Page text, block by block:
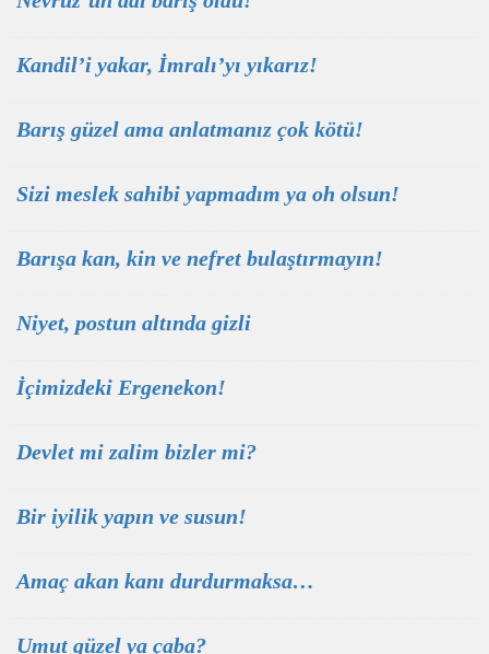
Kandil’i yakar, İmralı’yı yıkarız!
Barış güzel ama anlatmanız çok kötü!
Sizi meslek sahibi yapmadım ya oh olsun!
Barışa kan, kin ve nefret bulaştırmayın!
Niyet, postun altında gizli
İçimizdeki Ergenekon!
Devlet mi zalim bizler mi?
Bir iyilik yapın ve susun!
Amaç akan kanı durdurmaksa…
Umut güzel ya çaba?